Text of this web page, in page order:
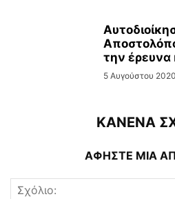
την έρευνα
5 Αυγούστου 2020
ΚΑΝΕΝΑ
ΑΦΗΣΤΕ ΜΙΑ